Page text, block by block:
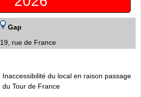
Gap
19, rue de France
Inaccessibilité du local en raison passage
du Tour de France